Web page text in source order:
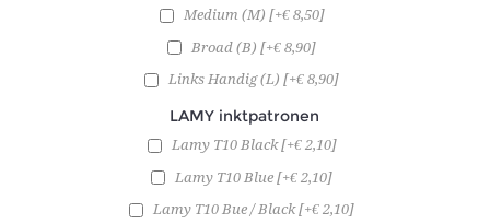
Medium (M) [+€ 8,50]
Broad (B) [+€ 8,90]
Links Handig (L) [+€ 8,90]
LAMY inktpatronen
Lamy T10 Black [+€ 2,10]
Lamy T10 Blue [+€ 2,10]
Lamy T10 Bue / Black [+€ 2,10]